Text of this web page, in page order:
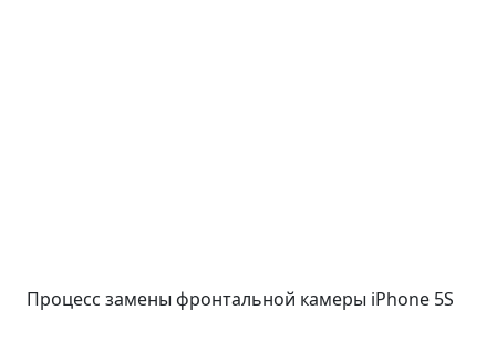
Процесс замены фронтальной камеры iPhone 5S